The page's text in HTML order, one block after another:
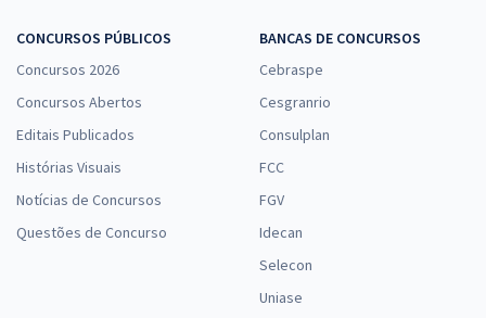
CONCURSOS PÚBLICOS
Concursos 2026
Concursos Abertos
Editais Publicados
Histórias Visuais
Notícias de Concursos
Questões de Concurso
BANCAS DE CONCURSOS
Cebraspe
Cesgranrio
Consulplan
FCC
FGV
Idecan
Selecon
Uniase